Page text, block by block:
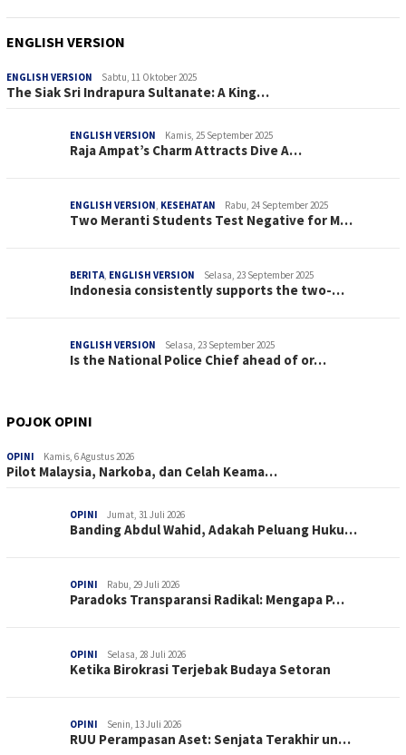
ENGLISH VERSION
ENGLISH VERSION Sabtu, 11 Oktober 2025
The Siak Sri Indrapura Sultanate: A King…
ENGLISH VERSION Kamis, 25 September 2025
Raja Ampat’s Charm Attracts Dive A…
ENGLISH VERSION, KESEHATAN Rabu, 24 September 2025
Two Meranti Students Test Negative for M…
BERITA, ENGLISH VERSION Selasa, 23 September 2025
Indonesia consistently supports the two-…
ENGLISH VERSION Selasa, 23 September 2025
Is the National Police Chief ahead of or…
POJOK OPINI
OPINI Kamis, 6 Agustus 2026
Pilot Malaysia, Narkoba, dan Celah Keama…
OPINI Jumat, 31 Juli 2026
Banding Abdul Wahid, Adakah Peluang Huku…
OPINI Rabu, 29 Juli 2026
Paradoks Transparansi Radikal: Mengapa P…
OPINI Selasa, 28 Juli 2026
Ketika Birokrasi Terjebak Budaya Setoran
OPINI Senin, 13 Juli 2026
RUU Perampasan Aset: Senjata Terakhir un…